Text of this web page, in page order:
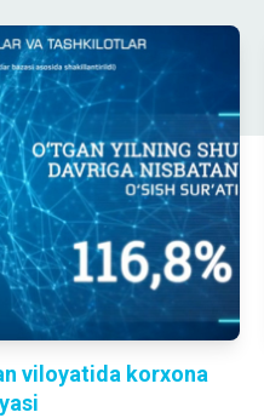
viloyatida korxona